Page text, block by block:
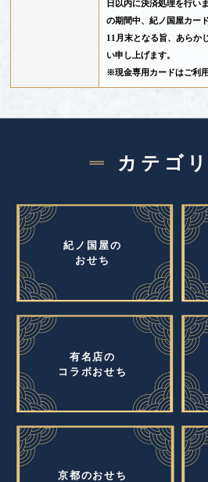
日以内に決済処理を行い
の期間中、紀ノ国屋カー
11月末となる旨、あらか
い申し上げます。
※現金専用カードはご利
カテゴ
紀ノ国屋の
おせち
有名店の
コラボおせち
京都のおせち